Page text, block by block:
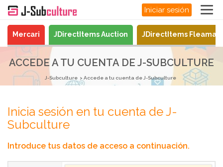
Iniciar sesión
Mercari JDirectItems Auction JDirectItems
ACCEDE A TU CUENTA DE J-SUBCULTURE
J-Subculture Accede a tu cuenta de J-Subculture
Inicia sesión en tu cuenta de J-
Subculture
Introduce tus datos de acceso a continuación.